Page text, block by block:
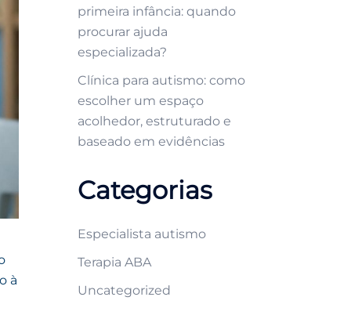
à
primeira infância: quando
procurar ajuda
especializada?
Clínica para autismo: como
escolher um espaço
acolhedor, estruturado e
baseado em evidências
Categorias
Especialista autismo
Terapia ABA
Uncategorized